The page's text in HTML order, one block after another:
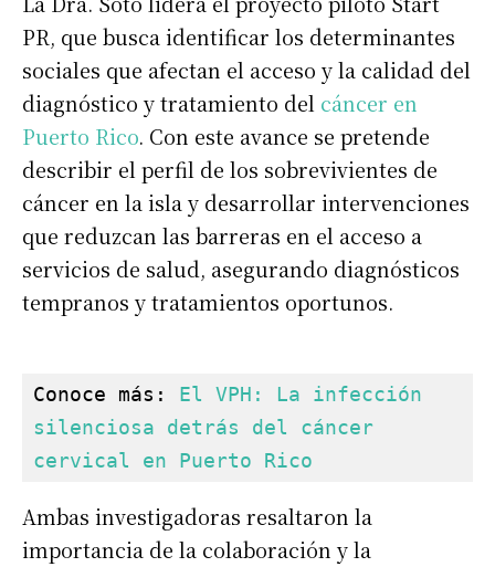
PR, que busca identificar los determinantes
sociales que afectan el acceso y la calidad del
diagnóstico y tratamiento del cáncer en
Puerto Rico. Con este avance se pretende
describir el perfil de los sobrevivientes de
cáncer en la isla y desarrollar intervenciones
que reduzcan las barreras en el acceso a
servicios de salud, asegurando diagnósticos
tempranos y tratamientos oportunos.
Conoce más: El VPH: La infección
silenciosa detrás del cáncer
cervical en Puerto Rico
Ambas investigadoras resaltaron la
importancia de la colaboración y la